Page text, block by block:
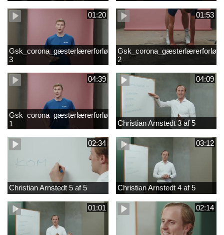
01:20
Gsk_corona_gæsterlærerforløb_Axelsen_del
3
01:53
2
04:39
Gsk_corona_gæsterlærerforløb_Axelsen_del
1
04:09
Christian Arnstedt 3 af 5
02:34
Christian Arnstedt 5 af 5
03:12
Christian Arnstedt 4 af 5
01:01 02:14